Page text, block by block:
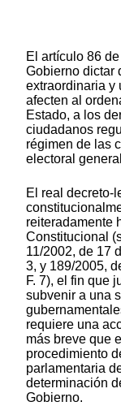
El artículo 86
Gobierno dictar
extraordinaria y
afecten al
Estado, a los
ciudadanos
régimen de las
electoral
El real decreto-
reiteradamente
Constitucional
11/2002, de 17
3, y 189/2005,
F. 7), el fin que
subvenir a una
requiere una
más breve que
procedimiento
parlamentaria
determinación
Gobierno.